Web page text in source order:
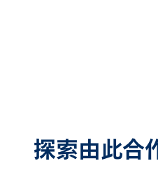
探索由此合